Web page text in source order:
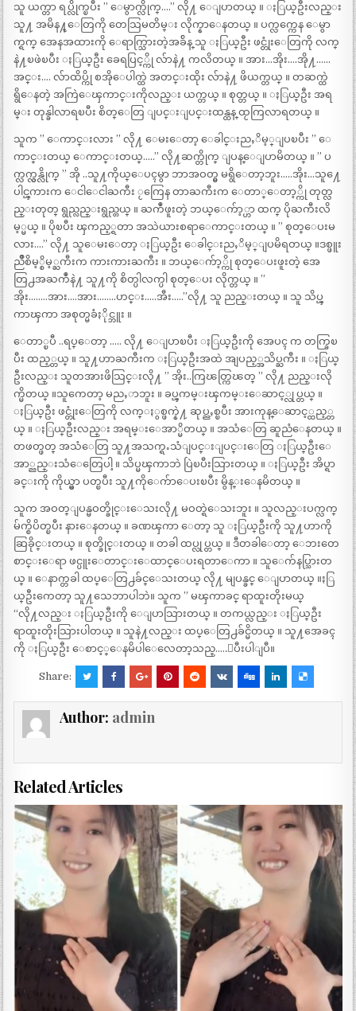
သူ ယက္တာ ရပ္လိုက္ၿပီး ” ေမွာက္လိုက္….” လို႔ ေျပာတယ္ ။ ႏြယ္ဦးလည္း
သူ႔ အမိန႔္ေတြကို တေသြမတိမ္း လိုက္နာေနတယ္ ။ ပက္လက္ကေန ေမွာ
က္ရက္ အေနအထားကို ေရာက္သြားတဲ့အခ်ိန္ သူ ႏြယ္ဦး ဖင္တုံးေတြကို လက္
နဲ႔ၿဖဲၿပီး ႏြယ္ဦး ခေရပြင့္ကို လ်ာနဲ႔ ကလိတယ္ ။ အား…အိုး….အို႔……
အင္း…. လ်ာထိပ္ကို စအိုေပါက္ထဲ အတင္းထိုး လ်ာနဲ႔ ဖိယက္တယ္ ။ တဆက္ထဲ
ရွိေနတဲ့ အကြဲေၾကာင္းကိုလည္း ယက္တယ္ ။ စုတ္တယ္ ။ ႏြယ္ဦး အရ
မ္း တုန္ခါလာရၿပီး စိတ္ေတြ ျပင္းျပင္းထန္ထန္ ထႂကြလာရတယ္ ။
သူက ” ေကာင္းလား ” လို႔ ေမးေတာ့ ေခါင္းညႇိမ့္ျပၿပီး ” ေ
ကာင္းတယ္ ေကာင္းတယ္…..” လို႔ဆက္တိုက္ ျပန္ေျပာမိတယ္ ။ ” ပ
က္လက္လွန္လိုက္ ” အို ..သူ႔ကိုယ္ေပၚမွာ ဘာအဝတ္မွ မရွိေတာ့ဘူး…..အိုး…သူ႔ေ
ပါင္ၾကားက ေငါေငါႀကီး ႂကြေန တာႀကီးက ေတာ္ေတာ့္ကို တုတ္လ
ည္းတုတ္ ရွည္လည္းရွည္တယ္ ။ ႀကဳံဖူးတဲ့ ဘယ္ေက်ာ့္ဟာ ထက္ ပိုႀကီးလိ
မ့္မယ္ ။ ပိုၿပီး ၾကည့္ရတာ အသဲယားစရာေကာင္းတယ္ ။ ” စုတ္ေပးမ
လား….” လို႔ သူေမးေတာ့ ႏြယ္ဦး ေခါင္းညႇိမ့္ျပမိရတယ္ ။ဒစ္ဖူး
ညိဳစိမ့္စိမ့္ႀကီးက ကားကားႀကီး ။ ဘယ္ေက်ာ့္ကို စုတ္ေပးဖူးတဲ့ အေ
တြ႕အႀကဳံနဲ႔ သူ႔ကို စိတ္ပါလက္ပါ စုတ္ေပး လိုက္တယ္ ။ ”
အိုး……..အား….အား……..ဟင္း…..အီး…..”လို႔ သူ ညည္းတယ္ ။ သူ သိပ္ၾ
ကာၾကာ အစုတ္မခံႏိုင္ဘူး ။
ေတာ္ၿပီ ..ရပ္ေတာ့ ….. လို႔ ေျပာၿပီး ႏြယ္ဦးကို အေပၚ က တက္ခြၿ
ပီး ထည့္တယ္ ။ သူ႔ဟာႀကီးက ႏြယ္ဦးအထဲ အျပည့္အသိပ္ႀကီး ။ ႏြယ္
ဦးလည္း သူတအားဖိသြင္းလို႔ ” အိုး..ကြၽတ္ကြၽတ္ ” လို႔ ညည္းလို
က္မိတယ္ ။သူကေတာ့ မညႇာဘူး ။ ခပ္ၾကမ္းၾကမ္းေဆာင့္လုပ္တယ္ ။
ႏြယ္ဦး ဖင္တုံးေတြကို လက္ႏွစ္ဖက္နဲ႔ ဆုပ္ညႇစ္ၿပီး အားကုန္ေဆာင့္ထည့္တ
ယ္ ။ ႏြယ္ဦးလည္း အရမ္းေအာ္မိတယ္ ။ အသံေတြ ဆူညံေနတယ္ ။
တဖတ္ဖတ္ အသံေတြ သူ႔အသက္ရႉသံျပင္းျပင္းေတြ ႏြယ္ဦးေ
အာ္ညည္းသံေတြေပါ့ ။ သိပ္မၾကာဘဲ ပြဲၿပီးသြားတယ္ ။ ႏြယ္ဦး အိပ္ရာ
ခင္းကို ကိုယ္မွာ ပတ္ၿပီး သူ႔ကိုေက်ာေပးၿပီး မွိန္းေနမိတယ္ ။
သူက အဝတ္ျပန္မဝတ္ခိုင္းေသးလို႔ မဝတ္ရဲေသးဘူး ။ သူလည္းပက္လက္
မ်က္စိပိတ္ၿပီး နားေနတယ္ ။ ခဏၾကာ ေတာ့ သူ ႏြယ္ဦးကို သူ႔ဟာကို
ဆြခိုင္းတယ္ ။ စုတ္ခိုင္းတယ္ ။ တခါ ထပ္လုပ္တယ္ ။ ဒီတခါေတာ့ ေဘးတေ
စာင္းေရာ ဖင္ပူးေတာင္းေထာင္ေပးရတာေကာ ။ သူေက်နပ္သြားတ
ယ္ ။ ေနာက္တခါ ထပ္ေတြ႕ခ်င္ေသးတယ္ လို႔ မျပန္ခင္ ေျပာတယ္ ။ႏြ
ယ္ဦးကေတာ့ သူ႔သေဘာပါဘဲ။ သူက ” မၾကာခင္ ရာထူးတိုးမယ္
“လို႔လည္း ႏြယ္ဦးကို ေျပာသြားတယ္ ။ တကယ္လည္း ႏြယ္ဦး
ရာထူးတိုးသြားပါတယ္ ။ သူနဲ႔လည္း ထပ္ေတြ႕ခ်င္မိတယ္ ။ သူ႔အေခၚ
ကို ႏြယ္ဦး ေစာင့္ေနမိပါေလေတာ့သည္…..ျပီးပါျပီ။
Share:
Author: admin
Related Articles